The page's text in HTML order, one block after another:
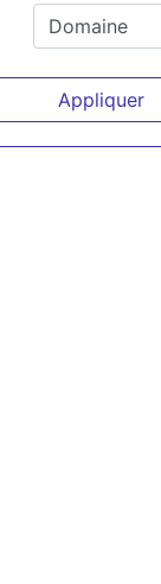
Appliquer